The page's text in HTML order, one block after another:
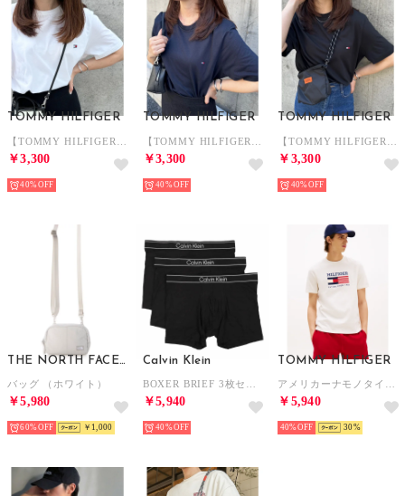
TOMMY HILFIGER
￥3,300
40%
TOMMY HILFIGER
￥3,300
40%
TOMMY HILFIGER
￥3,300
40%
THE NORTH FACE WHITE LABEL
バッグ （ホワイト）
￥5,980
60% ￥1,000
Calvin Klein
￥5,940
40%
TOMMY HILFIGER
￥5,940
40% 30